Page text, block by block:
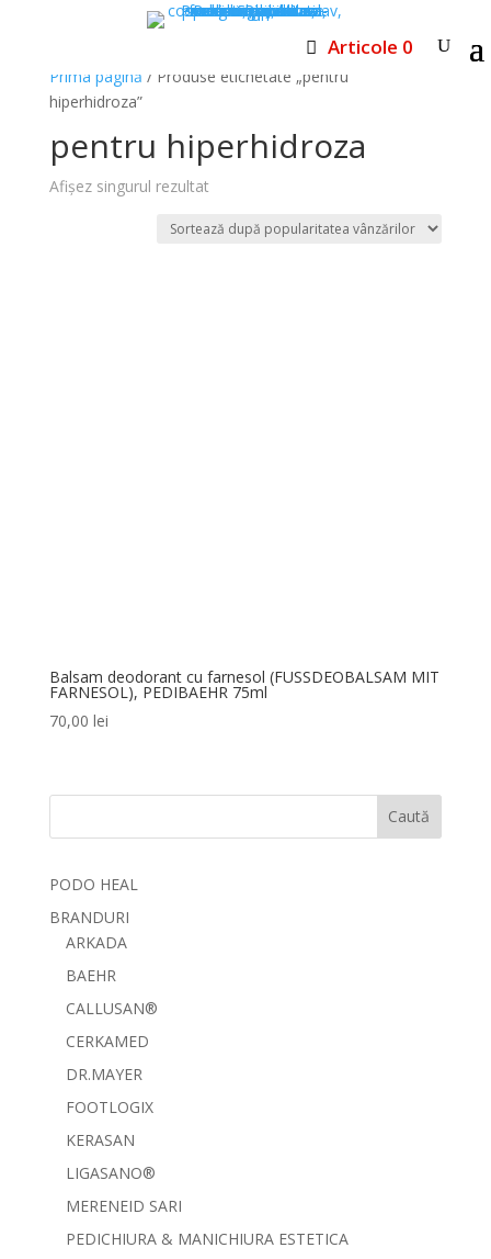
Articole 0
Prima pagină / Produse etichetate „pentru
hiperhidroza”
pentru hiperhidroza
Afișez singurul rezultat
Balsam deodorant cu farnesol (FUSSDEOBALSAM MIT
FARNESOL), PEDIBAEHR 75ml
70,00 lei
Caută
PODO HEAL
BRANDURI
ARKADA
BAEHR
CALLUSAN®
CERKAMED
DR.MAYER
FOOTLOGIX
KERASAN
LIGASANO®
MERENEID SARI
PEDICHIURA & MANICHIURA ESTETICA